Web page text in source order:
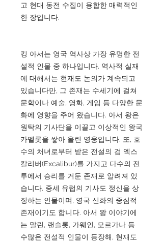
고 현대 동전 수집이 융합한 매력적인
한 장입니다.
킹 아서는 영국 역사상 가장 유명한 전
설적 인물 중 하나입니다. 역사적 실재
에 대해서는 현재도 논의가 계속되고
있습니다만, 그 존재는 수세기에 걸쳐
문학이나 예술, 영화, 게임 등 다양한 문
화에 영향을 주어 왔습니다. 아서 왕은
원탁의 기사단을 이끌고 이상적인 왕국
카멜롯을 쌓아 올린 영웅입니다. 또, 호
수의 처녀로부터 받은 전설의 검 엑스
칼리버(Excalibur)를 가지고 다수의 전
투에서 승리를 거둔 존재로 알려져 있
습니다. 중세 유럽의 기사도 정신을 상
징하는 인물이며, 영국 신화의 중심적
존재이기도 합니다. 아서 왕 이야기에
는 말린, 랜슬롯, 가웨인, 모르가나 등
수많은 전설적 인물이 등장해, 현재도